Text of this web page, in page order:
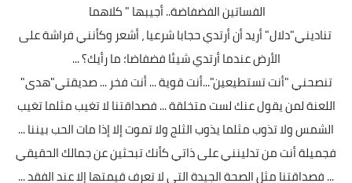
الفساتين الفضفاضة.. أجيبها " كلاهما
تناديني"دلال" أريد أن أرتدي حجابا شرعيا ، أشعر وكأنني فراشة على
الأرض عندما أرتدي شيئا فضفاضا؛ ما رأيك؟ ...
تنصحني "أنت تستطيعين"...أنت قوية ... أنت فخر ... صديقتي"هدى"
اللعنة لمن يقول عنك لست متخلقة ... فصداقتنا لا تغيب مثلما تغيب
الشمس ولا تذوب مثلما يذوب الثلج ولا تموت إلا إذا مات الحب بيننا ...
فجميلة أنت من تدلينني على ذاتي كأنك تبحثين عن جمالك الحقيقي
... فصداقتنا مثل الصحة الجيدة التي لا تعرف قيمتها إلا عند الفقد ...